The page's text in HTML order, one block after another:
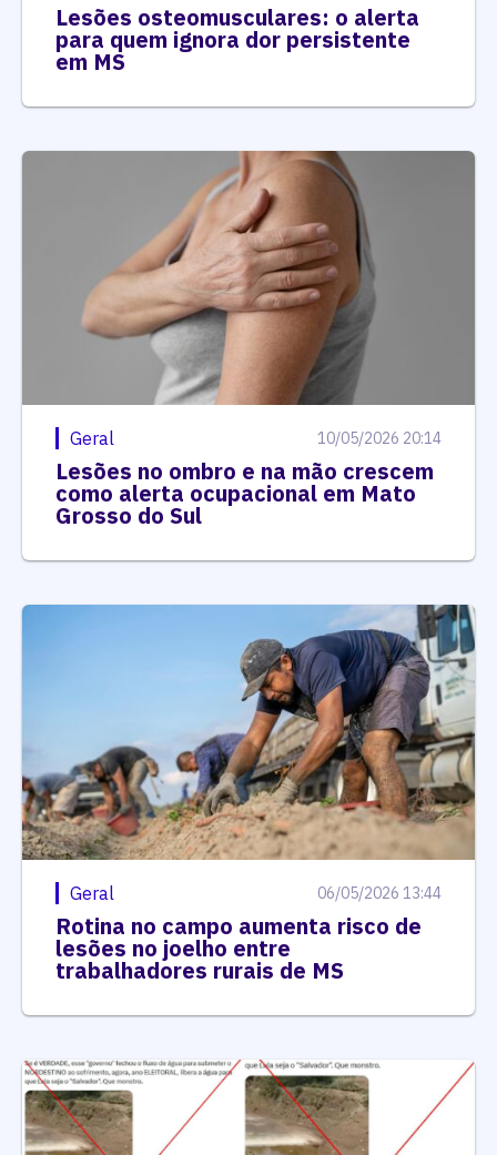
Lesões osteomusculares: o alerta
para quem ignora dor persistente
em MS
Geral 10/05/2026 20:14
Lesões no ombro e na mão crescem
como alerta ocupacional em Mato
Grosso do Sul
Geral 06/05/2026 13:44
Rotina no campo aumenta risco de
lesões no joelho entre
trabalhadores rurais de MS